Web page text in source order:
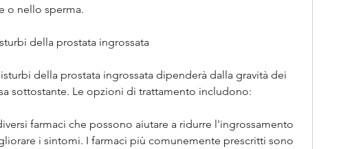
o nello sperma.
della prostata ingrossata
della prostata ingrossata dipenderà dalla gravità dei
sottostante. Le opzioni di trattamento includono:
farmaci che possono aiutare a ridurre l'ingrossamento
i sintomi. I farmaci più comunemente prescritti sono